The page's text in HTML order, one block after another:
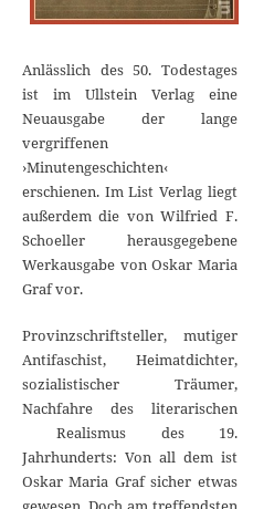
Anlässlich des 50. Todestages
ist im Ullstein Verlag eine
Neuausgabe der lange
vergriffenen
›Minutengeschichten‹
erschienen. Im List Verlag liegt
außerdem die von Wilfried F.
Schoeller herausgegebene
Werkausgabe von Oskar Maria
Graf vor.
Provinzschriftsteller, mutiger
Antifaschist, Heimatdichter,
sozialistischer Träumer,
Nachfahre des literarischen
Realismus des 19.
Jahrhunderts: Von all dem ist
Oskar Maria Graf sicher etwas